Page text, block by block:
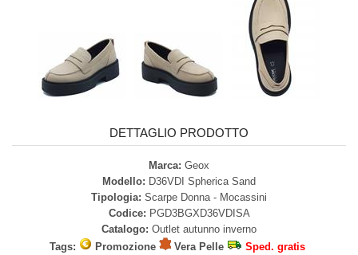
DETTAGLIO PRODOTTO
Marca: Geox
Modello: D36VDI Spherica Sand
Tipologia: Scarpe Donna - Mocassini
Codice: PGD3BGXD36VDISA
Catalogo: Outlet autunno inverno
Tags:
Promozione Vera Pelle Sped. gratis